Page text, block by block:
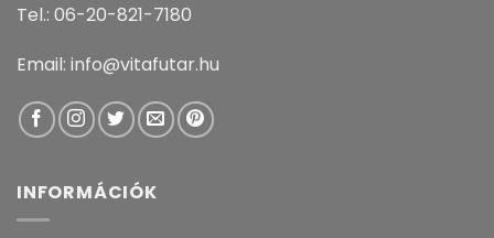
Tel.: 06-20-821-7180
Email: info@vitafutar.hu
INFORMÁCIÓK